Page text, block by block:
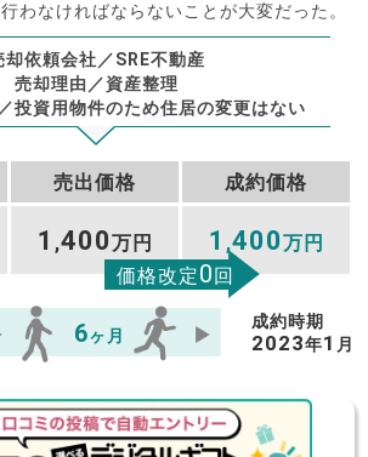
わなければならないことが大変だった。
却依頼会社／SRE不動産
売却理由／資産整理
投資用物件のため住居の変更はない
売出価格 成約価格
1 ,400万円 1 ,400万円
価格改定0回
6ヶ月
成約時期
2023年1 月